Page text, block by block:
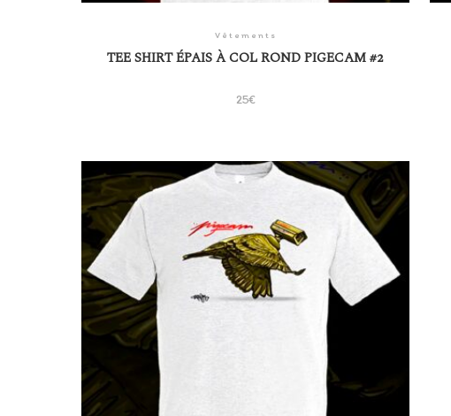
Vêtements
TEE SHIRT ÉPAIS À COL ROND PIGECAM #2
25€